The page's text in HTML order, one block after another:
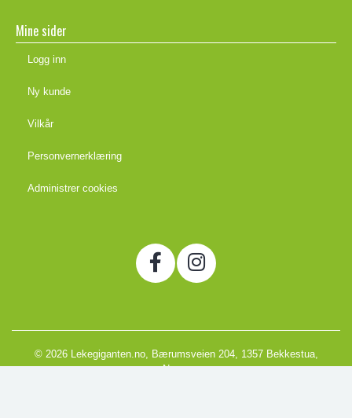
Mine sider
Logg inn
Ny kunde
Vilkår
Personvernerklæring
Administrer cookies
© 2026 Lekegiganten.no, Bærumsveien 204, 1357 Bekkestua,
Norge